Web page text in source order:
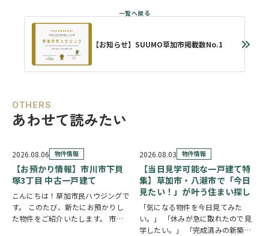
【お知らせ】SUUMO草加市掲載数No.1
OTHERS
あわせて読みたい
2026.08.06 物件情報
【お預かり情報】市川市下貝
塚3丁目 中古一戸建て
こんにちは！草加市民ハウジングで
す。 このたび、新たにお預かりし
た物件をご紹介いたします。 市川
2026.08.03 物件情報
【当日見学可能な一戸建て特
集】草加市・八潮市で「今日
見たい！」が叶う住まい探し
「気になる物件を今日見てみた
い。」 「休みが急に取れたので見
学したい。」 「完成済みの新築を